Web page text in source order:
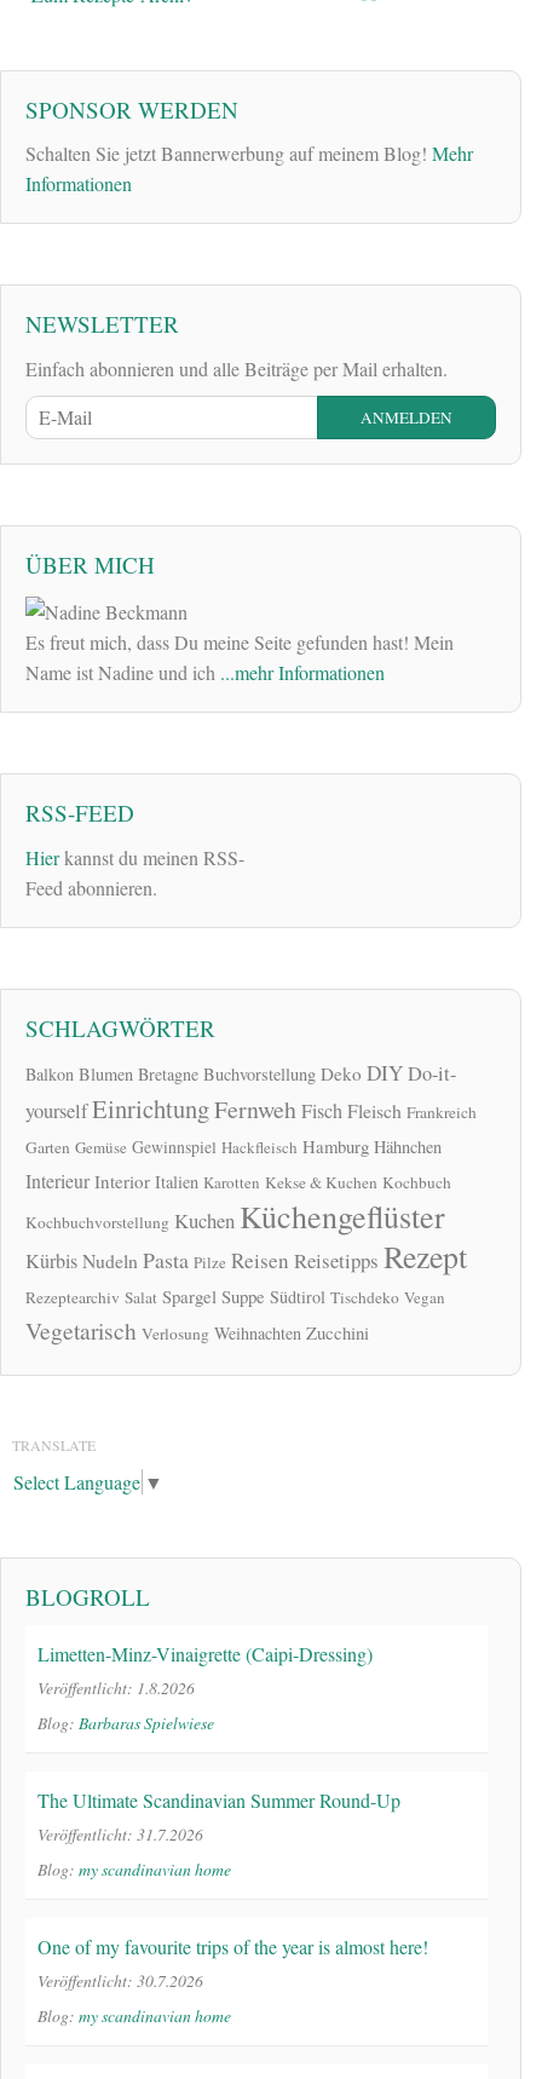
SPONSOR WERDEN
Schalten Sie jetzt Bannerwerbung auf meinem Blog! Mehr
Informationen
NEWSLETTER
Einfach abonnieren und alle Beiträge per Mail erhalten.
ÜBER MICH
Es freut mich, dass Du meine Seite gefunden hast! Mein
Name ist Nadine und ich ...mehr Informationen
RSS-FEED
Hierkannst du meinen RSS-
Feed abonnieren.
SCHLAGWÖRTER
Balkon Blumen Bretagne Buchvorstellung Deko DIYDo-it-
yourselfEinrichtungFernwehFischFleisch Frankreich
Garten Gemüse Gewinnspiel Hackfleisch Hamburg Hähnchen
Interieur Interior Italien Karotten Kekse & Kuchen Kochbuch
Kochbuchvorstellung Kuchen Küchengeflüster
KürbisNudeln Pasta Pilze Reisen Reisetipps Rezept
Rezeptearchiv Salat Spargel Suppe Südtirol Tischdeko Vegan
Vegetarisch Verlosung Weihnachten Zucchini
TRANSLATE
Select Language ▼
BLOGROLL
Limetten-Minz-Vinaigrette (Caipi-Dressing)
Veröffentlicht: 1.8.2026
Blog: Barbaras Spielwiese
The Ultimate Scandinavian Summer Round-Up
Veröffentlicht: 31.7.2026
Blog: my scandinavian home
One of my favourite trips of the year is almost here!
Veröffentlicht: 30.7.2026
Blog: my scandinavian home